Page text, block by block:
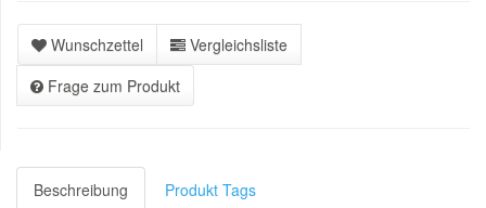
Wunschzettel
Vergleichsliste
Frage zum Produkt
Beschreibung Produkt Tags